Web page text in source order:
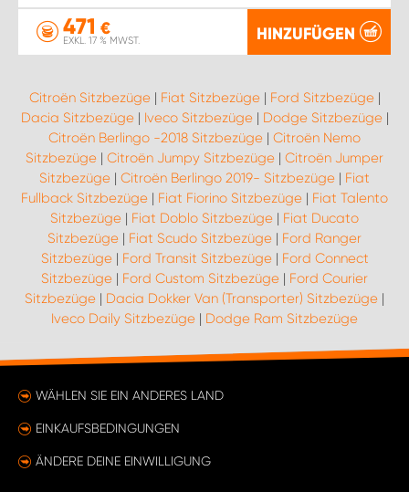
471 €
EXKL. 17 % MWST. HINZUFÜGEN
Citroën Sitzbezüge| Fiat Sitzbezüge| Ford Sitzbezüge|
Dacia Sitzbezüge| Iveco Sitzbezüge| Dodge Sitzbezüge|
Citroën Berlingo -2018 Sitzbezüge | Citroën Nemo
Sitzbezüge | Citroën Jumpy Sitzbezüge | Citroën Jumper
Sitzbezüge | Citroën Berlingo 2019- Sitzbezüge | Fiat
Fullback Sitzbezüge | Fiat Fiorino Sitzbezüge | Fiat Talento
Sitzbezüge | Fiat Doblo Sitzbezüge | Fiat Ducato
Sitzbezüge | Fiat Scudo Sitzbezüge | Ford Ranger
Sitzbezüge| Ford Transit Sitzbezüge| Ford Connect
Sitzbezüge | Ford Custom Sitzbezüge | Ford Courier
Sitzbezüge | Dacia Dokker Van (Transporter) Sitzbezüge |
Iveco Daily Sitzbezüge | Dodge Ram Sitzbezüge
WÄHLEN SIE EIN ANDERES LAND
EINKAUFSBEDINGUNGEN
ÄNDERE DEINE EINWILLIGUNG